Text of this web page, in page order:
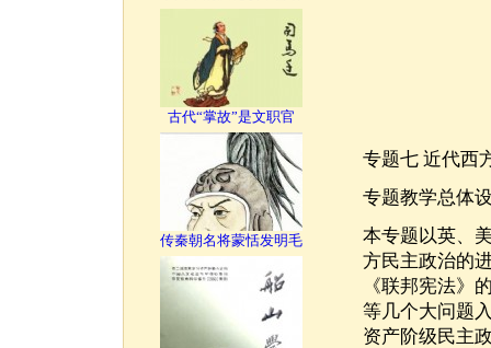
古代“掌故”是文职官
传秦朝名将蒙恬发明毛
专题七 近代西
专题教学总体
本专题以英、
方民主政治的
《联邦宪法》
等几个大问题
资产阶级民主